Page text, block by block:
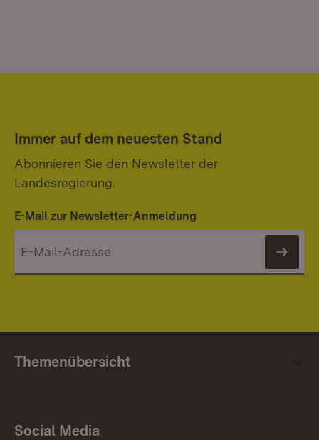
Immer auf dem neuesten Stand
Abonnieren Sie den Newsletter der
Landesregierung.
E-Mail zur Newsletter-Anmeldung
Themenübersicht
Social Media